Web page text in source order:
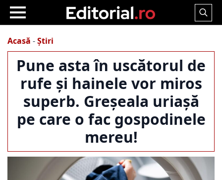
Search
Acasă -Știri
Pune asta în uscătorul de
rufe și hainele vor miros
superb. Greșeala uriașă
pe care o fac gospodinele
mereu!